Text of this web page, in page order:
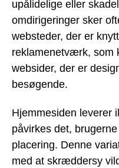
upålidelige eller
omdirigeringer sker
websteder, der er
reklamenetværk, som
websider, der er
besøgende.
Hjemmesiden leverer
påvirkes det,
placering. Denne
med at skræddersy